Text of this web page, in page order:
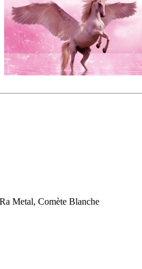
Metal, Comète Blanche